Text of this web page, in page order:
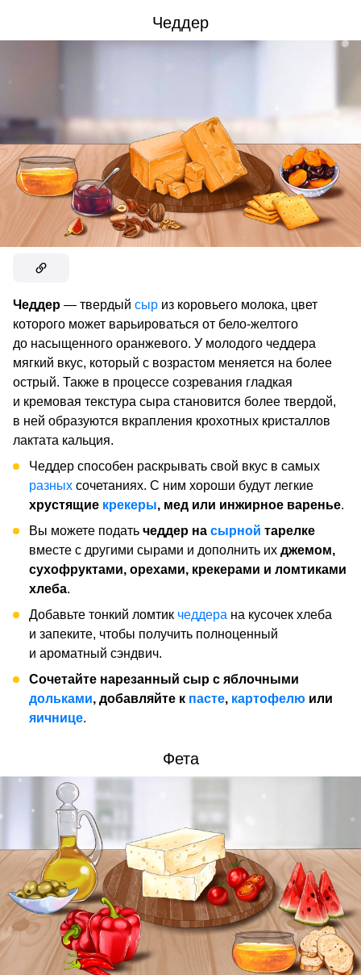
Чеддер
Чеддер — твердый сыр из коровьего молока, цвет
которого может варьироваться от бело-желтого
до насыщенного оранжевого. У молодого чеддера
мягкий вкус, который с возрастом меняется на более
острый. Также в процессе созревания гладкая
и кремовая текстура сыра становится более твердой,
в ней образуются вкрапления крохотных кристаллов
лактата кальция.
Чеддер способен раскрывать свой вкус в самых
разных сочетаниях. С ним хороши будут легкие
хрустящие крекеры, мед или инжирное варенье.
Вы можете подать чеддер на сырной тарелке
вместе с другими сырами и дополнить их джемом,
сухофруктами, орехами, крекерами и ломтиками
хлеба.
Добавьте тонкий ломтик чеддера на кусочек хлеба
и запеките, чтобы получить полноценный
и ароматный сэндвич.
Сочетайте нарезанный сыр с яблочными
дольками, добавляйте к пасте, картофелю или
яичнице.
Фета